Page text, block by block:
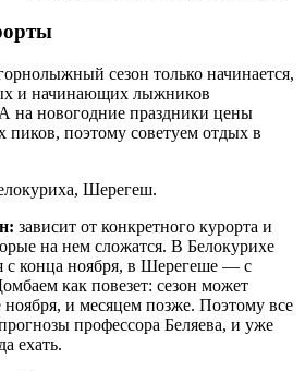
сезон только начинается,
и начинающих лыжников
на новогодние праздники цены
пиков, поэтому советуем отдых в
Шерегеш.
зависит от конкретного курорта и
на нем сложатся. В Белокурихе
с конца ноября, в Шерегеше — с
как повезет: сезон может
ноября, и месяцем позже. Поэтому все
профессора Беляева, и уже
ехать.